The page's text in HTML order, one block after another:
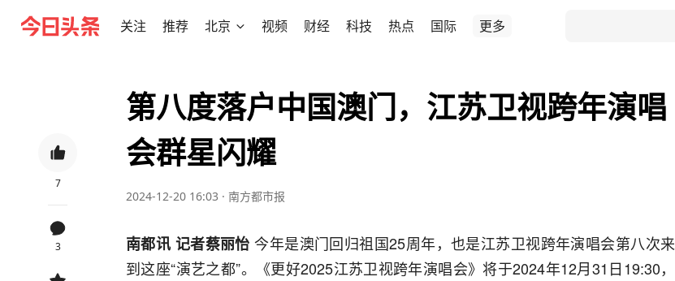
关注 推荐 北京 视频 财经 科技 热点 国际 更多
7
3
第八度落户中国澳门，江苏卫视跨年演唱
会群星闪耀
2024-12-20 16:03 · 南方都市报
南都讯 记者蔡丽怡今年是澳门回归祖国25周年，也是江苏卫视跨年演唱会第八次来
到这座“演艺之都”。《更好2025江苏卫视跨年演唱会》将于2024年12月31日19:30，